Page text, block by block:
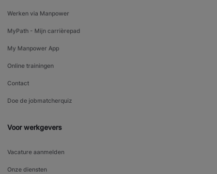
Werken via Manpower
MyPath - Mijn carrièrepad
My Manpower App
Online trainingen
Contact
Doe de jobmatcherquiz
Voor werkgevers
Vacature aanmelden
Onze diensten